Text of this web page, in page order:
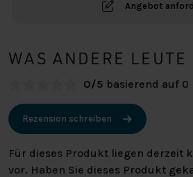
Angebot
WAS ANDERE LEUTE
0/5 basierend auf
Rezension schreiben
Für dieses Produkt liegen derzeit
vor. Haben Sie dieses Produkt